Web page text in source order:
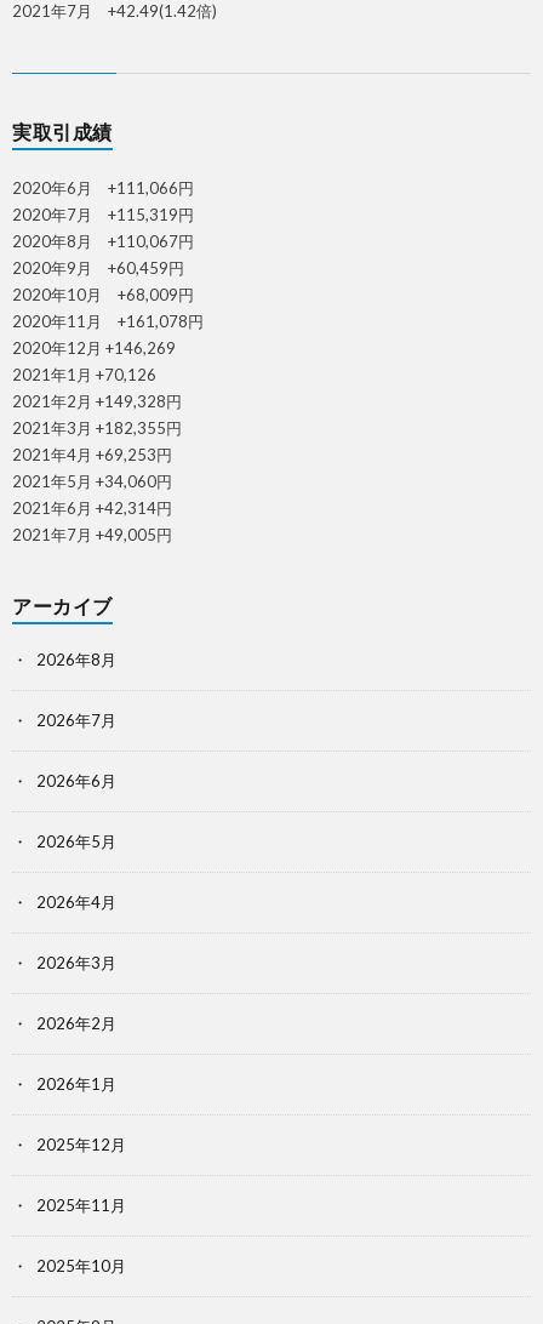
2021年7月 +42.49(1.42倍)
実取引成績
2020年6月 +111,066円
2020年7月 +115,319円
2020年8月 +110,067円
2020年9月 +60,459円
2020年10月 +68,009円
2020年11月 +161,078円
2020年12月 +146,269
2021年1月 +70,126
2021年2月 +149,328円
2021年3月 +182,355円
2021年4月 +69,253円
2021年5月 +34,060円
2021年6月 +42,314円
2021年7月 +49,005円
アーカイブ
2026年8月
2026年7月
2026年6月
2026年5月
2026年4月
2026年3月
2026年2月
2026年1月
2025年12月
2025年11月
2025年10月